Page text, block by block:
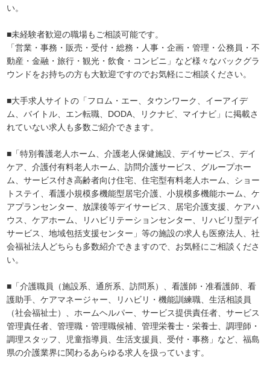
い。
■未経験者歓迎の職場もご相談可能です。
「営業・事務・販売・受付・総務・人事・企画・管理・公務員・不
動産・金融・旅行・観光・飲食・コンビニ」など様々なバックグラ
ウンドをお持ちの方も大歓迎ですのでお気軽にご相談ください。
■大手求人サイトの「フロム・エー、タウンワーク、イーアイデ
ム、バイトル、エン転職、DODA、リクナビ、マイナビ」に掲載さ
れていない求人も多数ご紹介できます。
■「特別養護老人ホーム、介護老人保健施設、デイサービス、デイ
ケア、介護付有料老人ホーム、訪問介護サービス、グループホー
ム、サービス付き高齢者向け住宅、住宅型有料老人ホーム、ショー
トステイ、看護小規模多機能型居宅介護、小規模多機能ホーム、ケ
アプランセンター、放課後等デイサービス、居宅介護支援、ケアハ
ウス、ケアホーム、リハビリテーションセンター、リハビリ型デイ
サービス、地域包括支援センター」等の施設の求人も医療法人、社
会福祉法人どちらも多数紹介できますので、お気軽にご相談くださ
い。
■「介護職員（施設系、通所系、訪問系）、看護師・准看護師、看
護助手、ケアマネージャー、リハビリ・機能訓練職、生活相談員
（社会福祉士）、ホームヘルパー、サービス提供責任者、サービス
管理責任者、管理職・管理職候補、管理栄養士・栄養士、調理師・
調理スタッフ、児童指導員、生活支援員、受付・事務」など、福島
県の介護業界に関わるあらゆる求人を扱っています。